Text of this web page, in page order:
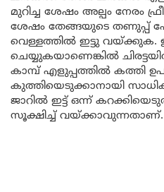
മുറിച്ച ശേഷം അല്പം നേരം
ശേഷം തേങ്ങയുടെ തണുപ്പ്
വെള്ളത്തിൽ ഇട്ടു വയ്ക്കുക.
ചെയ്യുകയാണെങ്കിൽ
കാമ്പ് എളുപ്പത്തിൽ കത്തി
കുത്തിയെടുക്കാനായി
ജാറിൽ ഇട്ട് ഒന്ന്
സൂക്ഷിച്ച് വയ്ക്കാവുന്നതാണ്.